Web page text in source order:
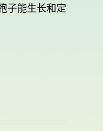
子能生长和定